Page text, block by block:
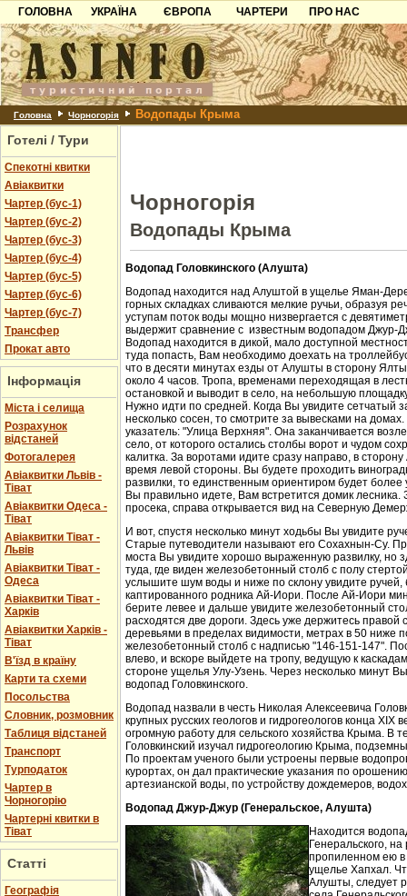
ГОЛОВНА
УКРАЇНА
Карпати
Азов
Причорноморря
Шацьк
ЄВРОПА
Чорногорія
Хорватія
Болгарія
Албанія
ЧАРТЕРИ
ПРО НАС
Контакти
Партнерам
Додати готель
Головна Чорногорія Водопады Крыма
Готелі / Тури
Спекотні квитки
Авіаквитки
Чартер (бус-1)
Чартер (бус-2)
Чартер (бус-3)
Чартер (бус-4)
Чартер (бус-5)
Чартер (бус-6)
Чартер (бус-7)
Трансфер
Прокат авто
Інформація
Міста і селища
Розрахунок
відстаней
Фотогалерея
Авіаквитки Львів -
Тіват
Авіаквитки Одеса -
Тіват
Авіаквитки Тіват -
Львів
Авіаквитки Тіват -
Одеса
Авіаквитки Тіват -
Харків
Авіаквитки Харків -
Тіват
В'їзд в країну
Карти та схеми
Посольства
Словник, розмовник
Таблиця відстаней
Транспорт
Турподаток
Чартер в
Чорногорію
Чартерні квитки в
Тіват
Статті
Географія
Чорногорія
Водопады Крыма
Водопад Головкинского (Алушта)
Водопад находится над Алуштой в ущелье Яман-
горных складках сливаются мелкие ручьи, образуя
уступам поток воды мощно низвергается с
выдержит сравнение с известным водопадом Джур-
Водопад находится в дикой, мало доступной
туда попасть, Вам необходимо доехать на
что в десяти минутах езды от Алушты в сторону
около 4 часов. Тропа, временами переходящая в
остановкой и выводит в село, на небольшую
Нужно идти по средней. Когда Вы увидите сетчатый
несколько сосен, то смотрите за вывесками на
указатель: "Улица Верхняя". Она заканчивается
село, от которого остались столбы ворот и чудом
калитка. За воротами идите сразу направо, в
время левой стороны. Вы будете проходить
развилки, то единственным ориентиром будет более
Вы правильно идете, Вам встретится домик лесника.
просека, справа открывается вид на Северную
И вот, спустя несколько минут ходьбы Вы увидите
Старые путеводители называют его Сохахнын-Су.
моста Вы увидите хорошо выраженную развилку, но
туда, где виден железобетонный столб с полу
услышите шум воды и ниже по склону увидите
каптированного родника Ай-Иори. После Ай-Иори
берите левее и дальше увидите железобетонный
расходятся две дороги. Здесь уже держитесь правой
деревьями в пределах видимости, метрах в 50 ниже
железобетонный столб с надписью "146-151-147".
влево, и вскоре выйдете на тропу, ведущую к
стороне ущелья Улу-Узень. Через несколько минут
водопад Головкинского.
Водопад назвали в честь Николая Алексеевича
крупных русских геологов и гидрогеологов конца XIX
огромную работу для сельского хозяйства Крыма. В
Головкинский изучал гидрогеологию Крыма,
По проектам ученого были устроены первые
курортах, он дал практические указания по
артезианской воды, по устройству дождемеров,
Водопад Джур-Джур (Генеральское, Алушта)
Находится
Генеральского,
пропиленном ею в
ущелье Хапхал.
Алушты, следует